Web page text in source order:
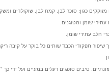
כגון: סוכר לבן, קמח לבן, שוקולדים
שומן ומטוגנים.
חלב עתירי שומן.
שיפור תפקודי הכבד שותים כל בוקר על קיבה
סיבים סופגים רעלים במעיים ועל ידי